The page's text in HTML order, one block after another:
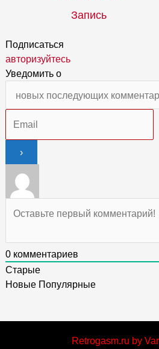
Запись
Подписаться
авторизуйтесь
Уведомить о
0комментариев
Старые
Новые Популярные
Retrogasm.ru by